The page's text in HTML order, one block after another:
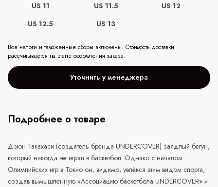
US 11
US 11.5
US 12
US 12.5
US 13
Все налоги и таможенные сборы включены. Стоимость доставки
рассчитывается на этапе оформления заказа.
Уточнить у менеджера
Подробнее о товаре
Дзюн Такахаси (создатель бренда UNDERCOVER) заядлый бегун,
который никогда не играл в баскетбол. Однако с началом
Олимпийских игр в Токио он, видимо, увлёкся этим видом спорта,
создав вымышленную «Ассоциацию баскетбола UNDERCOVER» и